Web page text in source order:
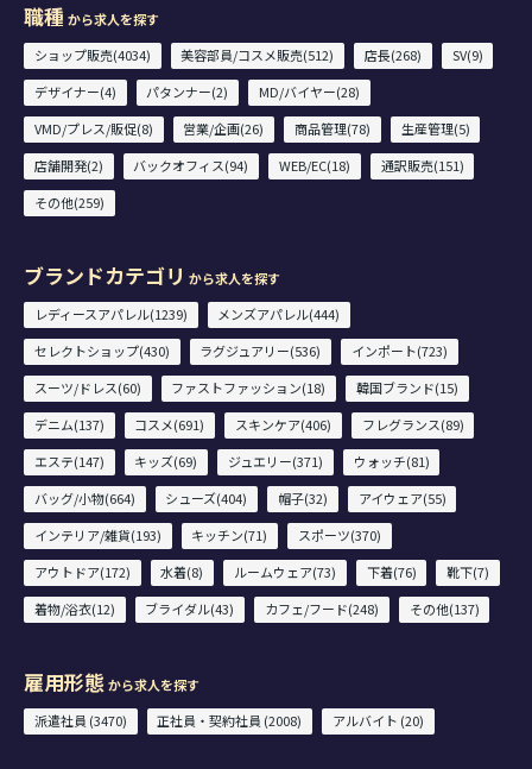
職種 から求人を探す
ショップ販売(4034)
美容部員/コスメ販売(512) 店長(268)
SV(9)
デザイナー(4)
パタンナー(2)
MD/バイヤー(28)
VMD/プレス/販促(8)
営業/企画(26) 商品管理(78)
生産管理(5)
店舗開発(2)
バックオフィス(94) WEB/EC(18)
通訳販売(151)
その他(259)
ブランドカテゴリ から求人を探す
レディースアパレル(1239)
メンズアパレル(444)
セレクトショップ(430)
ラグジュアリー(536)
インポート(723)
スーツ/ドレス(60)
ファストファッション(18)
韓国ブランド(15)
デニム(137)
コスメ(691) スキンケア(406)
フレグランス(89)
エステ(147)
キッズ(69) ジュエリー(371)
ウォッチ(81)
バッグ/小物(664)
シューズ(404) 帽子(32)
アイウェア(55)
インテリア/雑貨(193)
キッチン(71)
スポーツ(370)
アウトドア(172)
水着(8) ルームウェア(73) 下着(76)
靴下(7)
着物/浴衣(12)
ブライダル(43) カフェ/フード(248) その他(137)
雇用形態 から求人を探す
派遣社員 (3470)
正社員・契約社員 (2008) アルバイト (20)